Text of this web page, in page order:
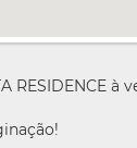
RESIDENCE à